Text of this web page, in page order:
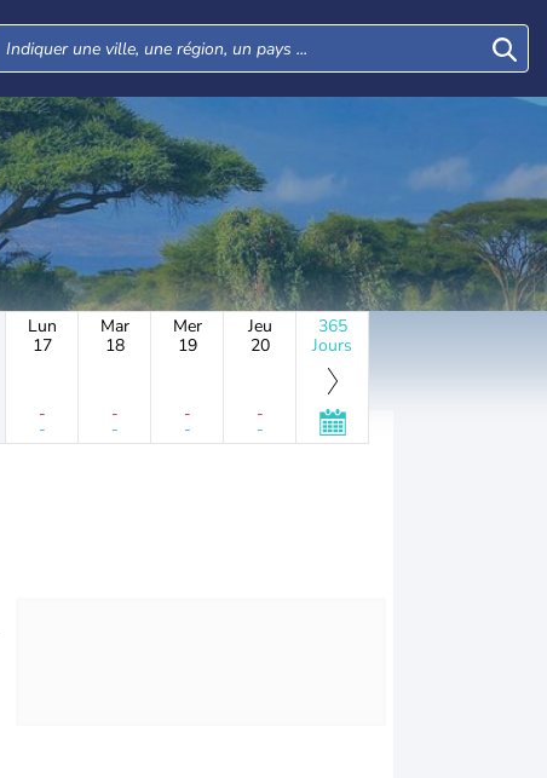
Lun
17
-
-
Mar
18
-
-
Mer
19
-
-
Jeu
20
-
-
365
Jours